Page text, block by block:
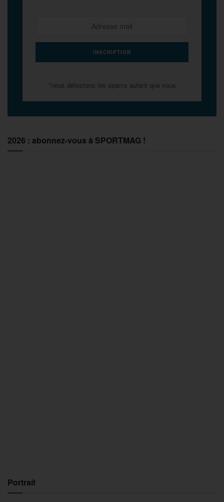
*nous détestons les spams autant que vous
2026 : abonnez-vous à SPORTMAG !
Portrait